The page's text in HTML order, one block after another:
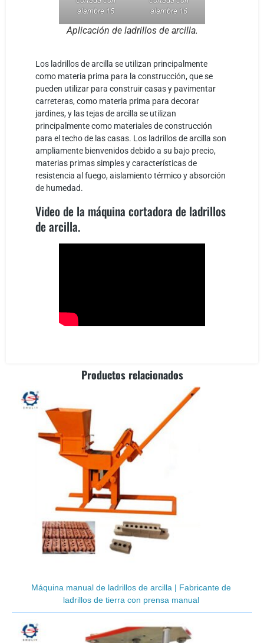
alambre 15
alambre 16
Aplicación de ladrillos de arcilla.
Los ladrillos de arcilla se utilizan principalmente
como materia prima para la construcción, que se
pueden utilizar para construir casas y pavimentar
carreteras, como materia prima para decorar
jardines, y las tejas de arcilla se utilizan
principalmente como materiales de construcción
para el techo de las casas. Los ladrillos de arcilla son
ampliamente bienvenidos debido a su bajo precio,
materias primas simples y características de
resistencia al fuego, aislamiento térmico y absorción
de humedad.
Video de la máquina cortadora de ladrillos
de arcilla.
Productos relacionados
Máquina manual de ladrillos de arcilla | Fabricante de
ladrillos de tierra con prensa manual